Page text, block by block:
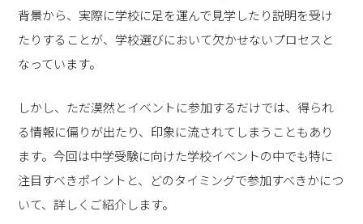
背景から、実際に学校に足を運んで見学したり説明を受け
たりすることが、学校選びにおいて欠かせないプロセスと
なっています。
しかし、ただ漠然とイベントに参加するだけでは、得られ
る情報に偏りが出たり、印象に流されてしまうこともあり
ます。今回は中学受験に向けた学校イベントの中でも特に
注目すべきポイントと、どのタイミングで参加すべきかにつ
いて、詳しくご紹介します。